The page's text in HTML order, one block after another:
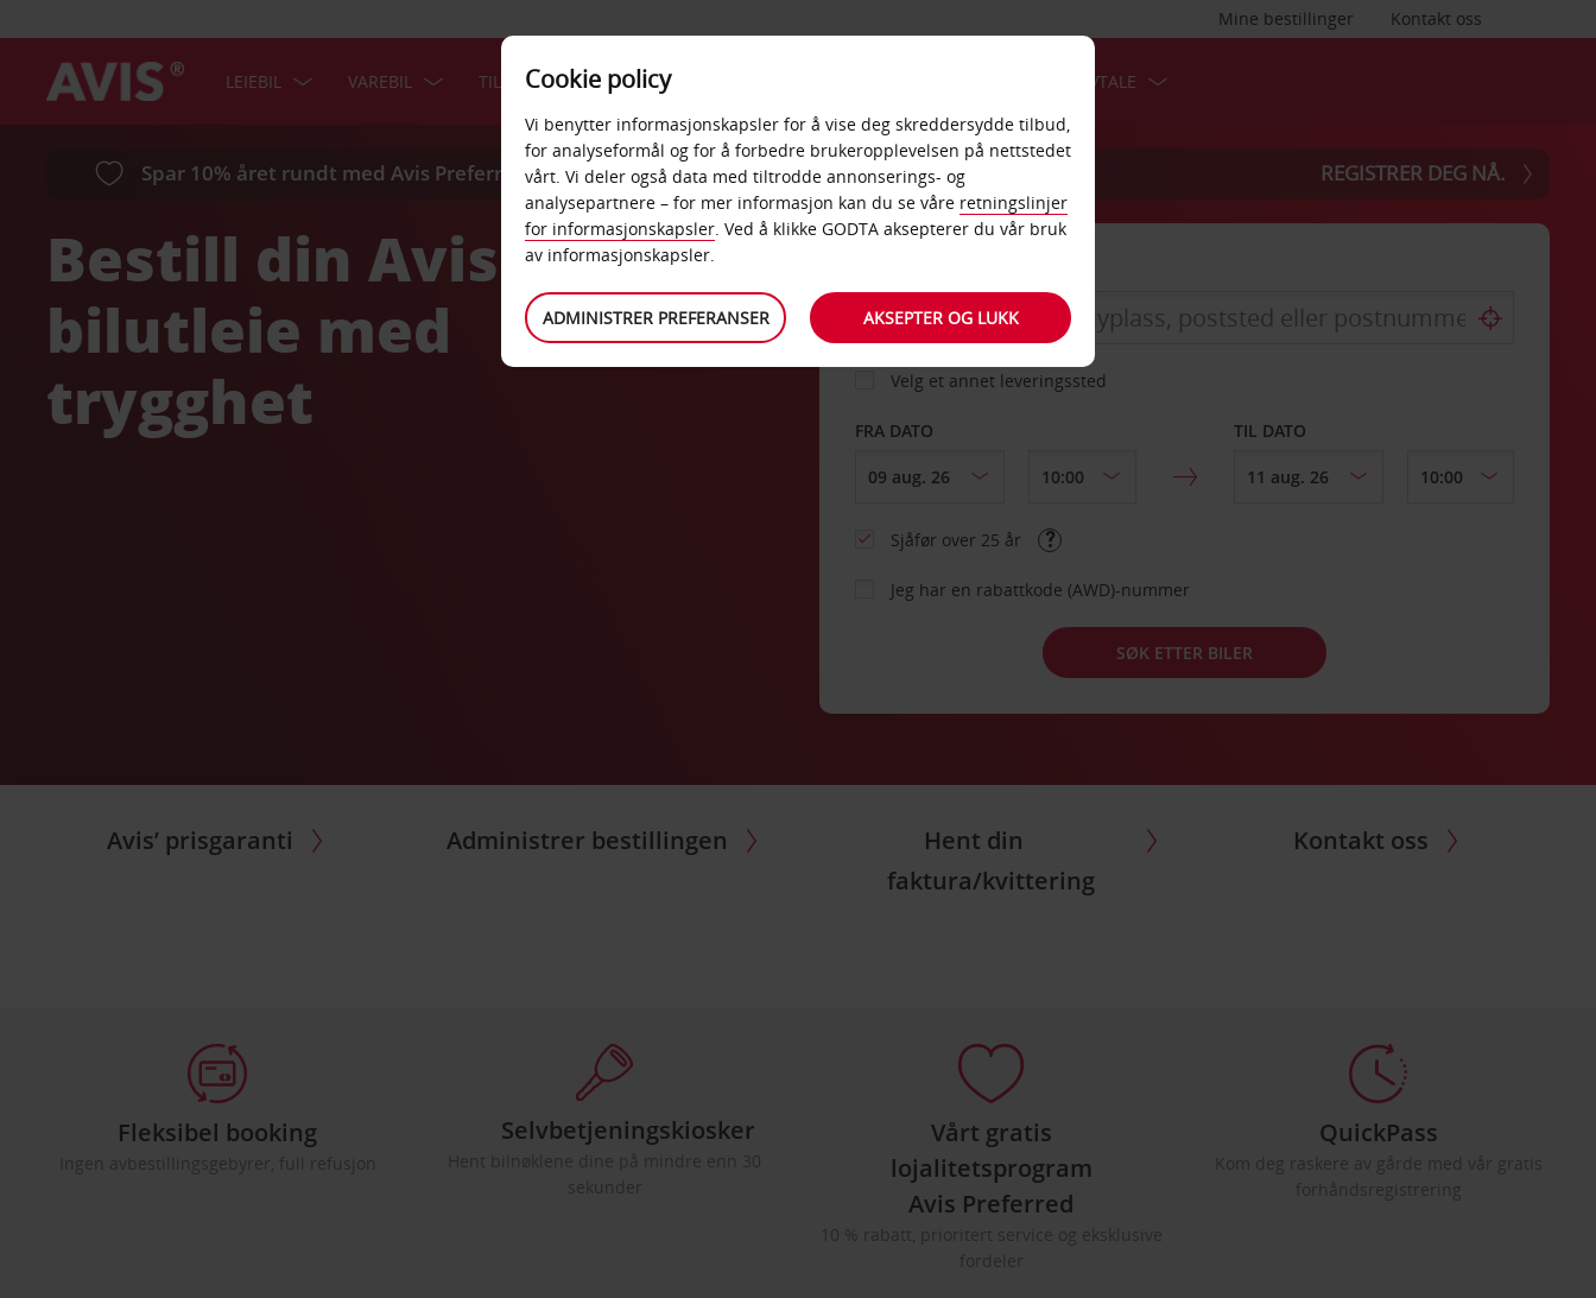
Kontakt oss
Mine bestillinger
LEIEBIL VAREBIL TILBUD PRODUKTER BEDRIFTSAVTALE
Spar 10% året rundt med Avis Preferred.Registrer deg gratis nå. REGISTRER DEG NÅ.
Bestill din Avis
bilutleie med
trygghet
Velg et annet leveringssted
FRA DATO TIL DATO
Sjåfør over 25 år
Jeg har en rabattkode (AWD)-nummer
SØK ETTER BILER
Avis’ prisgaranti Administrer bestillingen
Hent din
faktura/kvittering
Kontakt oss
Fleksibel booking
Ingen avbestillingsgebyrer, full refusjon
Selvbetjeningskiosker
Hent bilnøklene dine på mindre enn 30
sekunder
Vårt gratis
lojalitetsprogram
Avis Preferred
10 % rabatt, prioritert service og eksklusive
fordeler
QuickPass
Kom deg raskere av gårde med vår gratis
forhåndsregistrering
Cookie policy
Vi benytter informasjonskapsler for å vise deg skreddersydde tilbud,
for analyseformål og for å forbedre brukeropplevelsen på nettstedet
vårt. Vi deler også data med tiltrodde annonserings- og
analysepartnere – for mer informasjon kan du se våre retningslinjer
for informasjonskapsler. Ved å klikke GODTA aksepterer du vår bruk
av informasjonskapsler.
ADMINISTRER PREFERANSER AKSEPTER OG LUKK